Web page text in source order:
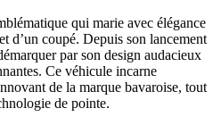
qui marie avec élégance
d’un coupé. Depuis son lancement
par son design audacieux
Ce véhicule incarne
de la marque bavaroise, tout
de pointe.